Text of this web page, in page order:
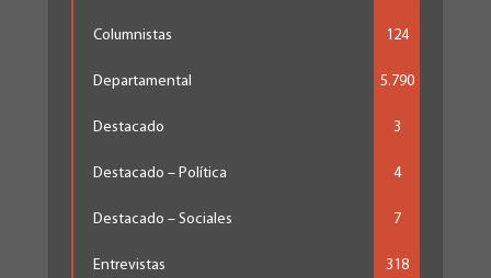
Columnistas 124
Departamental 5.790
Destacado 3
Destacado – Política 4
Destacado – Sociales 7
Entrevistas 318